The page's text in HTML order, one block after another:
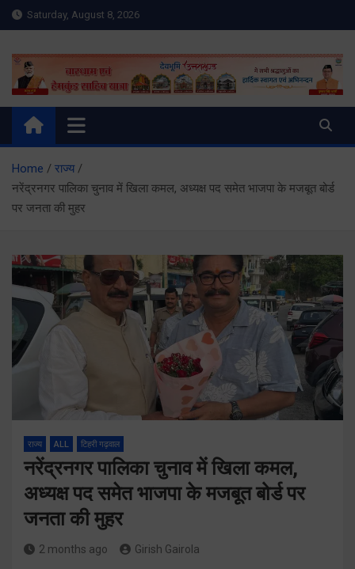
Skip
to
Saturday, August 8, 2026
Meru Raibar | Uttarakhand
News | Uttarkashi News
meruraibar.com
Home
राज्य
नरेंद्रनगर पालिका चुनाव में खिला कमल, अध्यक्ष पद समेत भाजपा के मजबूत बोर्ड
पर जनता की मुहर
राज्य ALL टिहरी गढ़वाल
नरेंद्रनगर पालिका चुनाव में खिला कमल,
अध्यक्ष पद समेत भाजपा के मजबूत बोर्ड पर
जनता की मुहर
2 months ago Girish Gairola